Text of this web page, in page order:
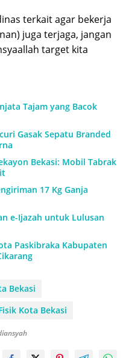
terkait agar bekerja
juga terjaga, jangan
target kita
Tajam yang Bacok
Gasak Sepatu Branded
Bekasi: Mobil Tabrak
17 Kg Ganja
e-Ijazah untuk Lulusan
Paskibraka Kabupaten
Bekasi
Kota Bekasi